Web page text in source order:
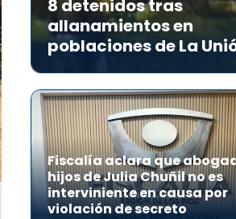
8 detenidos tras
allanamientos en
poblaciones de La
Fiscalía aclara que
hijos de Julia Chuñil no es
interviniente en causa por
violación de secreto